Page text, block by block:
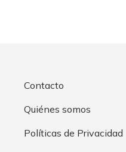
Contacto
Quiénes somos
Políticas de Privacidad